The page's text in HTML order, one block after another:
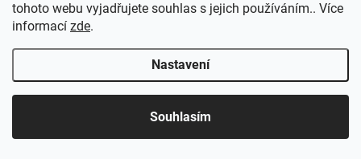
tohoto webu vyjadřujete souhlas s jejich používáním.. Více
informací zde.
Nastavení
Souhlasím